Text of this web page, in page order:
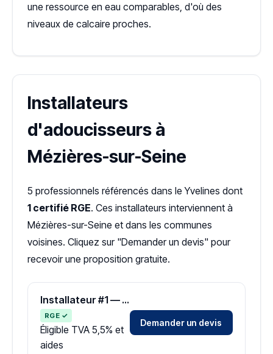
une ressource en eau comparables, d'où des
niveaux de calcaire proches.
Installateurs
d'adoucisseurs à
Mézières-sur-Seine
5 professionnels référencés dans le Yvelines dont
1 certifié RGE. Ces installateurs interviennent à
Mézières-sur-Seine et dans les communes
voisines. Cliquez sur "Demander un devis" pour
recevoir une proposition gratuite.
Installateur #1 — Zone Yvelines
RGE ✓
Éligible TVA 5,5% et
aides
Demander un devis